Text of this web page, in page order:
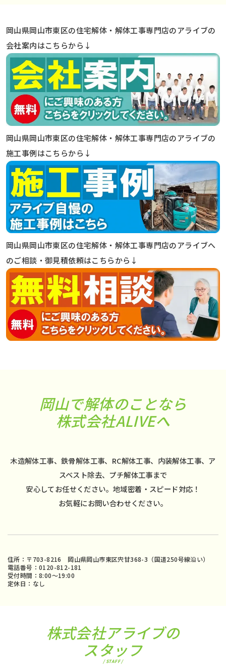
岡山県岡山市東区の住宅解体・解体工事専門店のアライブの
会社案内はこちらから↓
岡山県岡山市東区の住宅解体・解体工事専門店のアライブの
施工事例はこちらから↓
岡山県岡山市東区の住宅解体・解体工事専門店のアライブへ
のご相談・御見積依頼はこちらから↓
岡山で解体のことなら
株式会社ALIVEへ
木造解体工事、鉄骨解体工事、RC解体工事、内装解体工事、ア
スベスト除去、プチ解体工事まで
安心してお任せください。地域密着・スピード対応！
お気軽にお問い合わせください。
住所：〒703-8216 岡山県岡山市東区宍甘368-3（国道250号線沿い）
電話番号：0120-812-181
受付時間：8:00〜19:00
定休日：なし
株式会社アライブの
スタッフ
/ STAFF /